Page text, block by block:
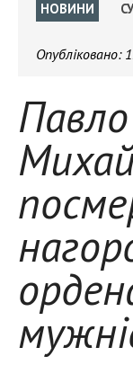
НОВИНИ
Опубліковано: